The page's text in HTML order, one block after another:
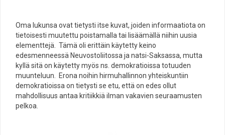
Oma lukunsa ovat tietysti itse kuvat, joiden informaatiota on
tietoisesti muutettu poistamalla tai lisäämällä niihin uusia
elementtejä. Tämä oli erittäin käytetty keino
edesmenneessä Neuvostoliitossa ja natsi-Saksassa, mutta
kyllä sitä on käytetty myös ns. demokratioissa totuuden
muunteluun. Erona noihin hirmuhallinnon yhteiskuntiin
demokratioissa on tietysti se etu, että on edes ollut
mahdollisuus antaa kritiikkiä ilman vakavien seuraamusten
pelkoa.